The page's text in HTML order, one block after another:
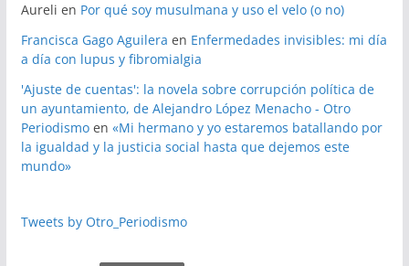
Aureli en Por qué soy musulmana y uso el velo (o no)
Francisca Gago Aguilera en Enfermedades invisibles: mi día
a día con lupus y fibromialgia
'Ajuste de cuentas': la novela sobre corrupción política de
un ayuntamiento, de Alejandro López Menacho - Otro
Periodismoen «Mi hermano y yo estaremos batallando por
la igualdad y la justicia social hasta que dejemos este
mundo»
Tweets by Otro_Periodismo